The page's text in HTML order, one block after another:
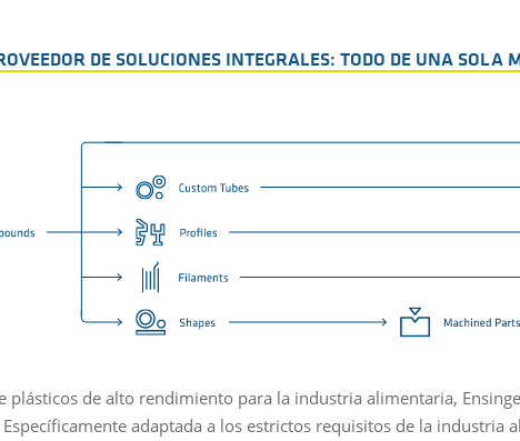
DE SOLUCIONES INTEGRALES: TODO DE UNA SOLA
plásticos de alto rendimiento para la industria alimentaria,
adaptada a los estrictos requisitos de la industria